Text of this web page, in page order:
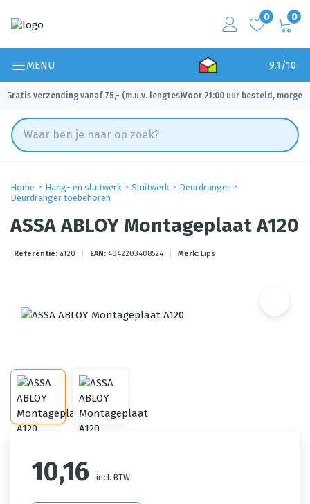
0 0
MENU 9.1/10
Gratis verzending vanaf 75,- (m.u.v. lengtes)
✓ Voor 21:00 uur besteld, morgen
Home Hang- en sluitwerk Sluitwerk
Deurdranger
Deurdranger toebehoren
ASSA ABLOY Montageplaat A120
Referentie: a120 EAN: 4042203408524 Merk: Lips
10,16 incl. BTW